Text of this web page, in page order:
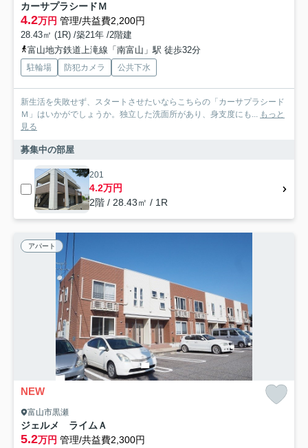
カーサプラシードＭ
4.2万円 管理/共益費2,200円
28.43㎡ (1R) /築21年 /2階建
富山地方鉄道上滝線「南富山」駅 徒歩32分
駐輪場 防犯カメラ 公共下水
新生活を失敗せず、スタートさせたいならこちらの「カーサプラシード
Ｍ」はいかがでしょうか。独立した洗面所があり、身支度にも... もっと
見る
募集中の部屋
201
4.2万円
2階 / 28.43㎡ / 1R
アパート
NEW
富山市黒瀬
ジェルメ ライムＡ
5.2万円 管理/共益費2,300円